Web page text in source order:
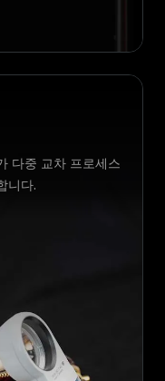
다중 교차 프로세스
니다.